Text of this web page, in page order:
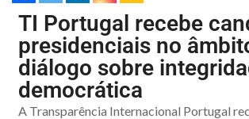
TI Portugal recebe
presidenciais no
diálogo sobre
democrática
A Transparência Internacional Portugal